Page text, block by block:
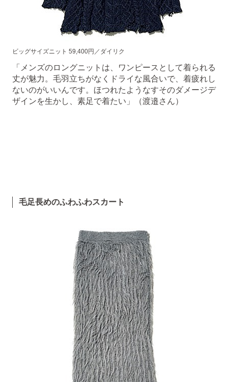
ビッグサイズニット 59,400円／ダイリク
「メンズのロングニットは、ワンピースとして着られる
丈が魅力。毛羽立ちがなくドライな風合いで、着疲れし
ないのがいいんです。ほつれたようなすそのダメージデ
ザインを生かし、素足で着たい」（渡邉さん）
毛足長めのふわふわスカート